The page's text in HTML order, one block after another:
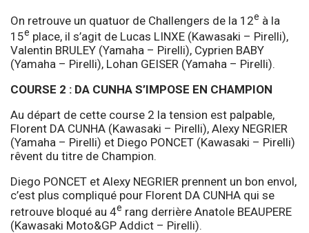
On retrouve un quatuor de Challengers de la 12e à la
15e place, il s’agit de Lucas LINXE (Kawasaki – Pirelli),
Valentin BRULEY (Yamaha – Pirelli), Cyprien BABY
(Yamaha – Pirelli), Lohan GEISER (Yamaha – Pirelli).
COURSE 2 : DA CUNHA S’IMPOSE EN CHAMPION
Au départ de cette course 2 la tension est palpable,
Florent DA CUNHA (Kawasaki – Pirelli), Alexy NEGRIER
(Yamaha – Pirelli) et Diego PONCET (Kawasaki – Pirelli)
rêvent du titre de Champion.
Diego PONCET et Alexy NEGRIER prennent un bon envol,
c’est plus compliqué pour Florent DA CUNHA qui se
retrouve bloqué au 4e rang derrière Anatole BEAUPERE
(Kawasaki Moto&GP Addict – Pirelli).